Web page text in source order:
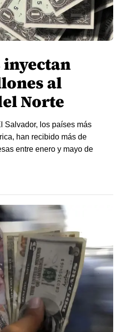
al
Norte
Salvador, los países más
han recibido más de
entre enero y mayo de